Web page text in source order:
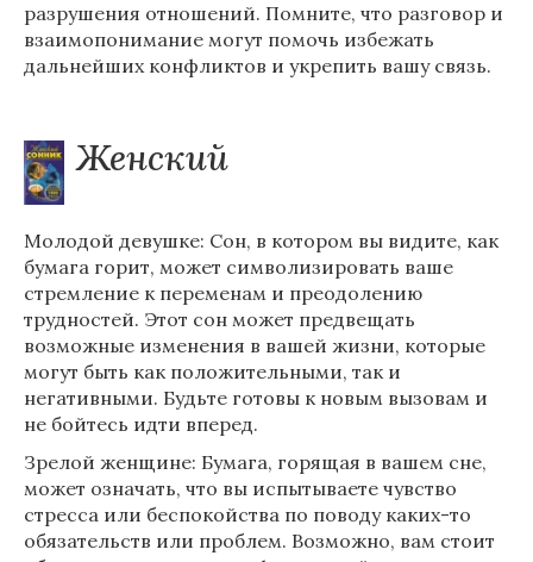
разрушения отношений. Помните, что разговор и
взаимопонимание могут помочь избежать
дальнейших конфликтов и укрепить вашу связь.
Женский
Молодой девушке: Сон, в котором вы видите, как
бумага горит, может символизировать ваше
стремление к переменам и преодолению
трудностей. Этот сон может предвещать
возможные изменения в вашей жизни, которые
могут быть как положительными, так и
негативными. Будьте готовы к новым вызовам и
не бойтесь идти вперед.
Зрелой женщине: Бумага, горящая в вашем сне,
может означать, что вы испытываете чувство
стресса или беспокойства по поводу каких-то
обязательств или проблем. Возможно, вам стоит